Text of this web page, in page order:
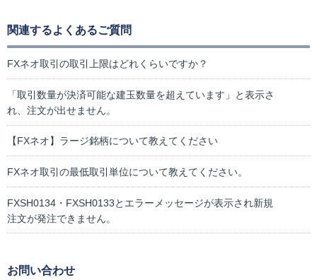
関連するよくあるご質問
FXネオ取引の取引上限はどれくらいですか？
「取引数量が決済可能な建玉数量を超えています」と表示さ
れ、注文が出せません。
【FXネオ】ラージ銘柄について教えてください
FXネオ取引の最低取引単位について教えてください。
FXSH0134・FXSH0133とエラーメッセージが表示され新規
注文が発注できません。
お問い合わせ